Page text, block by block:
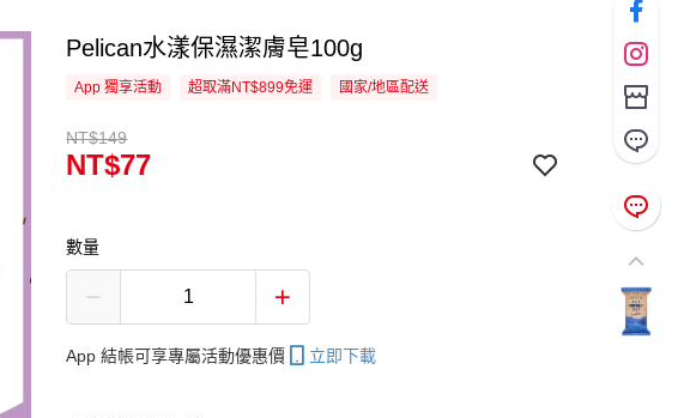
Pelican水漾保濕潔膚皂100g
App 獨享活動 超取滿NT$899免運 國家/地區配送
NT$149
NT$77
數量
App 結帳可享專屬活動優惠價 立即下載